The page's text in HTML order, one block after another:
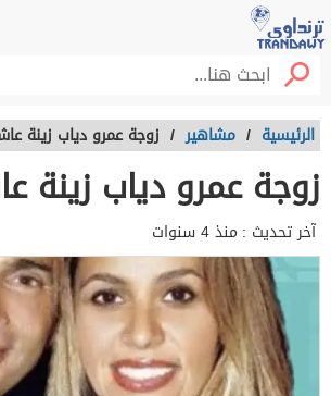
الرئيسية / مشاهير / زوجة عمرو دياب زينة
زوجة عمرو دياب زينة
آخر تحديث : منذ 4 سنوات